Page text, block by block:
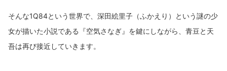
そんな1Q84という世界で、深田絵里子（ふかえり）という謎の少
女が描いた小説である『空気さなぎ』を鍵にしながら、青豆と天
吾は再び接近していきます。